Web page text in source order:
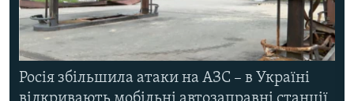
Росія збільшила атаки на АЗС – в Україні